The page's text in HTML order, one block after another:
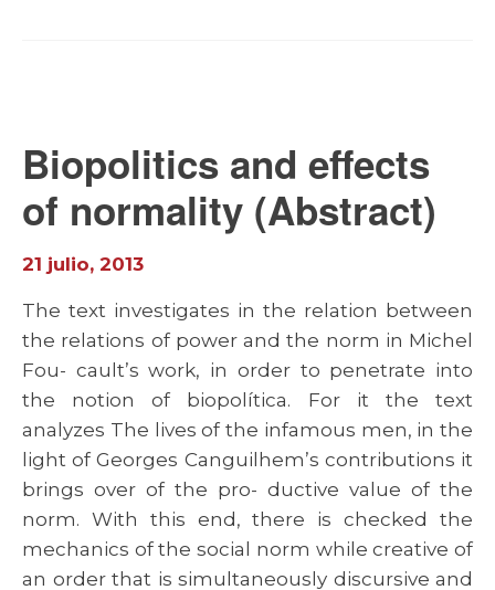
Biopolitics and effects
of normality (Abstract)
21 julio, 2013
The text investigates in the relation between
the relations of power and the norm in Michel
Fou- cault’s work, in order to penetrate into
the notion of biopolítica. For it the text
analyzes The lives of the infamous men, in the
light of Georges Canguilhem’s contributions it
brings over of the pro- ductive value of the
norm. With this end, there is checked the
mechanics of the social norm while creative of
an order that is simultaneously discursive and